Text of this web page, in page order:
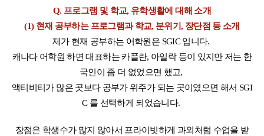
Q. 프로그램 및 학교, 유학생활에 대해 소개
(1) 현재 공부하는 프로그램과 학교, 분위기, 장단점 등 소개
제가 현재 공부하는 어학원은 SGIC 입니다.
캐나다 어학원 하면 대표하는 카플란, 아일락 등이 있지만 저는 한
국인이 좀 더 없었으면 했고,
액티비티가 많은 곳보다 공부가 위주가 되는 곳이였으면 해서 SGI
C 를 선택하게 되었습니다.
장점은 학생수가 많지 않아서 프라이빗하게 과외처럼 수업을 받